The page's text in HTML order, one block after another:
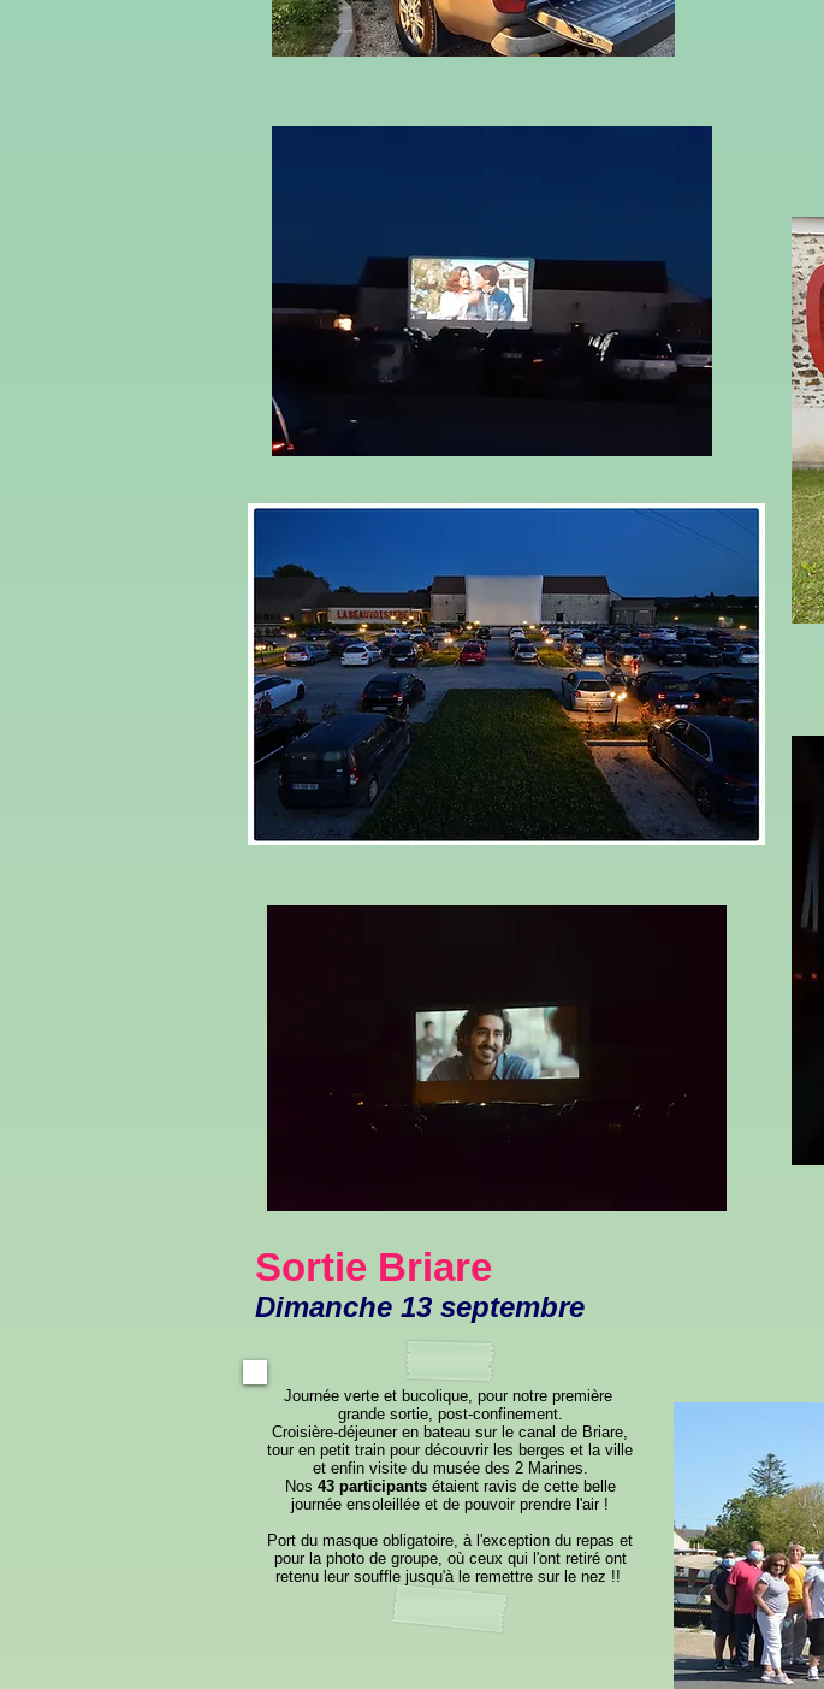
Sortie Briare
Dimanche 13 septembre
Journée verte et bucolique, pour notre première
grande sortie, post-confinement.
Croisière-déjeuner en bateau sur le canal de Briare,
tour en petit train pour découvrir les berges et la ville
et enfin visite du musée des 2 Marines.
Nos 43 participantsétaient ravis de cette belle
journée ensoleillée et de pouvoir prendre l'air !
Port du masque obligatoire, à l'exception du repas et
pour la photo de groupe, où ceux qui l'ont retiré ont
retenu leur souffle jusqu'à le remettre sur le nez !!